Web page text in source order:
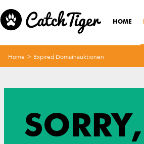
HOME
Home > Expired Domainauktionen
SORRY,